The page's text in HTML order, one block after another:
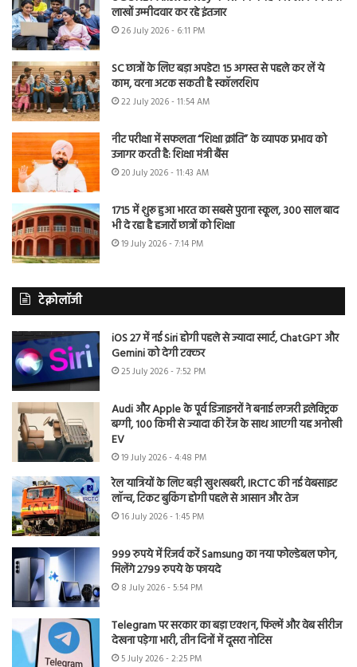
लाखों उम्मीदवार कर रहे इंतजार
26 July 2026 - 6:11 PM
SC छात्रों के लिए बड़ा अपडेट! 15 अगस्त से पहले कर लें ये
काम, वरना अटक सकती है स्कॉलरशिप
22 July 2026 - 11:54 AM
नीट परीक्षा में सफलता “शिक्षा क्रांति” के व्यापक प्रभाव को
उजागर करती है: शिक्षा मंत्री बैंस
20 July 2026 - 11:43 AM
1715 में शुरू हुआ भारत का सबसे पुराना स्कूल, 300 साल बाद
भी दे रहा है हजारों छात्रों को शिक्षा
19 July 2026 - 7:14 PM
टेक्नोलॉजी
iOS 27 में नई Siri होगी पहले से ज्यादा स्मार्ट, ChatGPT और
Gemini को देगी टक्कर
25 July 2026 - 7:52 PM
Audi और Apple के पूर्व डिजाइनरों ने बनाई लग्जरी इलेक्ट्रिक
बग्गी, 100 किमी से ज्यादा की रेंज के साथ आएगी यह अनोखी
EV
19 July 2026 - 4:48 PM
रेल यात्रियों के लिए बड़ी खुशखबरी, IRCTC की नई वेबसाइट
लॉन्च, टिकट बुकिंग होगी पहले से आसान और तेज
16 July 2026 - 1:45 PM
999 रुपये में रिजर्व करें Samsung का नया फोल्डेबल फोन,
मिलेंगे 2799 रुपये के फायदे
8 July 2026 - 5:54 PM
Telegram पर सरकार का बड़ा एक्शन, फिल्में और वेब सीरीज
देखना पड़ेगा भारी, तीन दिनों में दूसरा नोटिस
5 July 2026 - 2:25 PM